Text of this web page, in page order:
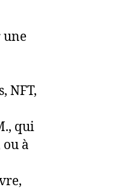
une
NFT,
qui
à